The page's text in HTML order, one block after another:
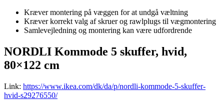
Kræver montering på væggen for at undgå væltning
Kræver korrekt valg af skruer og rawlplugs til vægmontering
Samlevejledning og montering kan være udfordrende
NORDLI Kommode 5 skuffer, hvid,
80×122 cm
Link: https://www.ikea.com/dk/da/p/nordli-kommode-5-skuffer-
hvid-s29276550/